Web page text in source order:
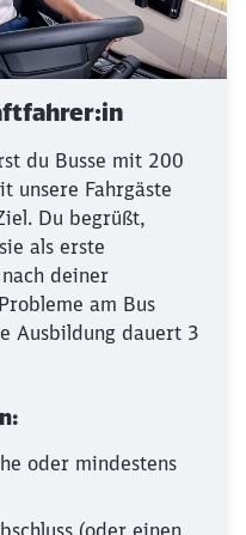
du Busse mit 200
unsere Fahrgäste
Du begrüßt,
als erste
deiner
am Bus
Ausbildung dauert 3
oder mindestens
(oder einen